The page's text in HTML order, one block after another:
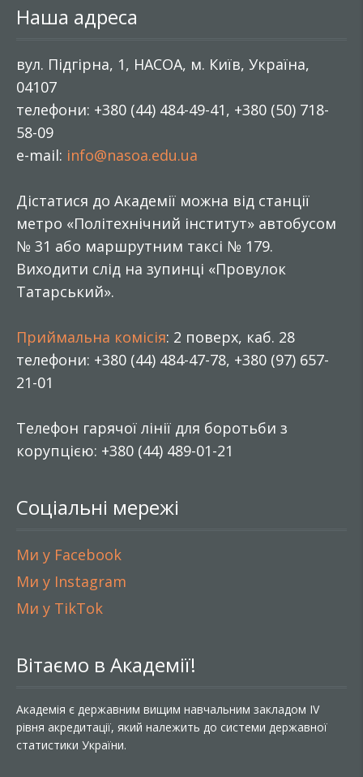
Наша адреса
вул. Підгірна, 1, НАСОА, м. Київ, Україна,
04107
телефони: +380 (44) 484-49-41, +380 (50) 718-
58-09
e-mail: info@nasoa.edu.ua
Дістатися до Академії можна від станції
метро «Політехнічний інститут» автобусом
№ 31 або маршрутним таксі № 179.
Виходити слід на зупинці «Провулок
Татарський».
Приймальна комісія: 2 поверх, каб. 28
телефони: +380 (44) 484-47-78, +380 (97) 657-
21-01
Телефон гарячої лінії для боротьби з
корупцією: +380 (44) 489-01-21
Соціальні мережі
Ми у Facebook
Ми у Instagram
Ми у TikTok
Вітаємо в Академії!
Академія є державним вищим навчальним закладом IV
рівня акредитації, який належить до системи державної
статистики України.